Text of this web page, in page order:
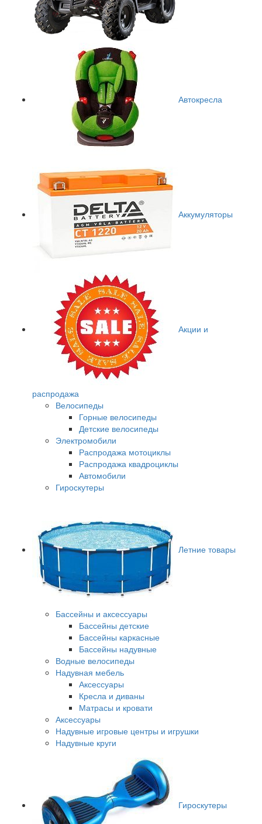
Автокресла
Аккумуляторы
Акции и
распродажа
Велосипеды
Горные велосипеды
Детские велосипеды
Электромобили
Распродажа мотоциклы
Распродажа квадроциклы
Автомобили
Гироскутеры
Летние товары
Бассейны и аксессуары
Бассейны детские
Бассейны каркасные
Бассейны надувные
Водные велосипеды
Надувная мебель
Аксессуары
Кресла и диваны
Матрасы и кровати
Аксессуары
Надувные игровые центры и игрушки
Надувные круги
Гироскутеры